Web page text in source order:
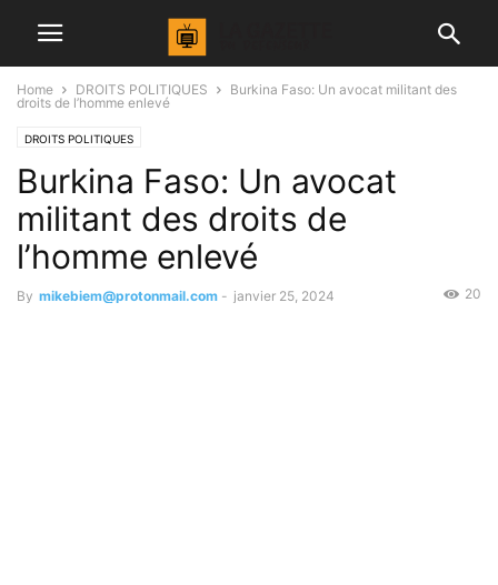
Home DROITS POLITIQUES
Burkina Faso: Un avocat militant des
droits de l’homme enlevé
DROITS POLITIQUES
Burkina Faso: Un avocat
militant des droits de
l’homme enlevé
By mikebiem@protonmail.com - janvier 25, 2024 20